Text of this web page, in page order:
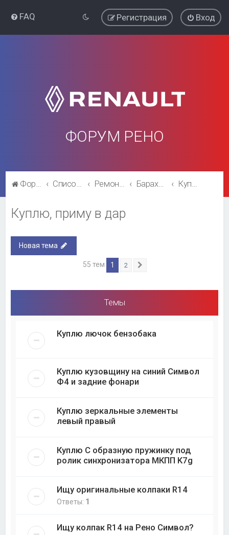
FAQ Вход
Регистрация
ФОРУМ РЕНО
Форум Рено Список форумов Ремонт и эксплуатация Барахолка Куплю, приму в дар
Куплю, приму в дар
Новая тема
55 тем 1 2
Темы
Куплю лючок бензобака
Куплю кузовщину на синий Символ
Ф4 и задние фонари
Куплю зеркальные элементы
левый правый
Куплю С образную пружинку под
ролик синхронизатора МКПП K7g
Ищу оригинальные колпаки R14
Ответы: 1
Ищу колпак R14 на Рено Символ?